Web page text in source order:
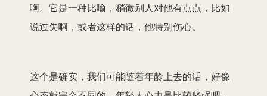
啊。它是一种比喻，稍微别人对他有点点，比如
说过失啊，或者这样的话，他特别伤心。
这个是确实，我们可能随着年龄上去的话，好像